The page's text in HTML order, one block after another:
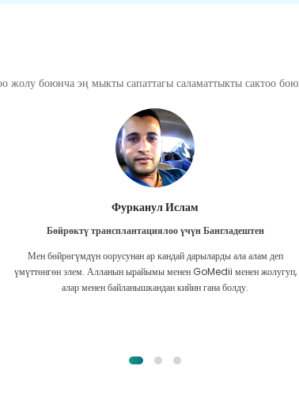
жолу боюнча эң мыкты сапаттагы саламаттыкты сактоо
Фурканул Ислам
Бөйрөктү трансплантациялоо үчүн Бангладештен
Мен бөйрөгүмдүн оорусунан ар кандай дарыларды ала алам деп
үмүттөнгөн элем. Алланын ырайымы менен GoMedii менен жолугуп,
алар менен байланышкандан кийин гана болду.